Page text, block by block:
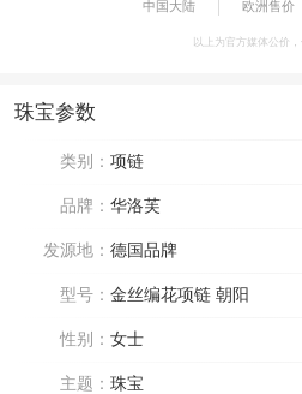
中国大陆 欧洲售价
以上为官方媒体公价
珠宝参数
类别： 项链
品牌： 华洛芙
发源地： 德国品牌
型号： 金丝编花项链 朝阳
性别： 女士
主题： 珠宝